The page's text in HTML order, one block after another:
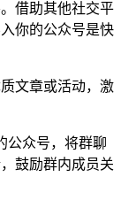
借助其他社交平
你的公众号是快
文章或活动，激
公众号，将群聊
鼓励群内成员关